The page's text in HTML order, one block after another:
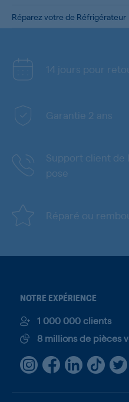
Réparez votre de Réfrigérateur
14 jours pour
Garantie 2 ans
Support client de
pose
Réparé ou
NOTRE EXPÉRIENCE
1 000 000 clients
8 millions de pièces